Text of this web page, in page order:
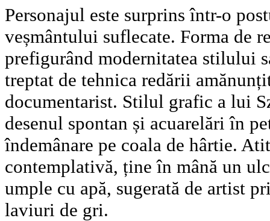
Personajul este surprins într-o
veșmântului suflecate. Forma de
prefigurând modernitatea stilului
treptat de tehnica redării
documentarist. Stilul grafic a lui
desenul spontan și acuarelări în
îndemânare pe coala de hârtie.
contemplativă, ține în mână un
umple cu apă, sugerată de artist
laviuri de gri.